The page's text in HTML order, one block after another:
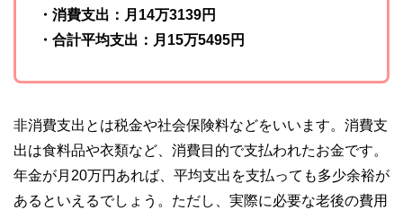
・消費支出：月14万3139円
・合計平均支出：月15万5495円
非消費支出とは税金や社会保険料などをいいます。消費支
出は食料品や衣類など、消費目的で支払われたお金です。
年金が月20万円あれば、平均支出を支払っても多少余裕が
あるといえるでしょう。ただし、実際に必要な老後の費用